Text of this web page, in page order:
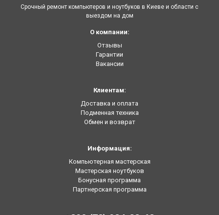
Срочный ремонт компьютеров и ноутбуков в Киеве и области с
выездом на дом
О компании:
Отзывы
Гарантии
Вакансии
Клиентам:
Доставка и оплата
Подменная техника
Обмен и возврат
Информация:
Компьютерная мастерская
Мастерская ноутбуков
Бонусная программа
Партнерская программа